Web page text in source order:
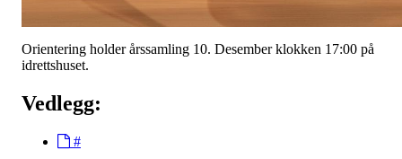
Orientering holder årssamling 10. Desember klokken 17:00 på
idrettshuset.
Vedlegg:
#